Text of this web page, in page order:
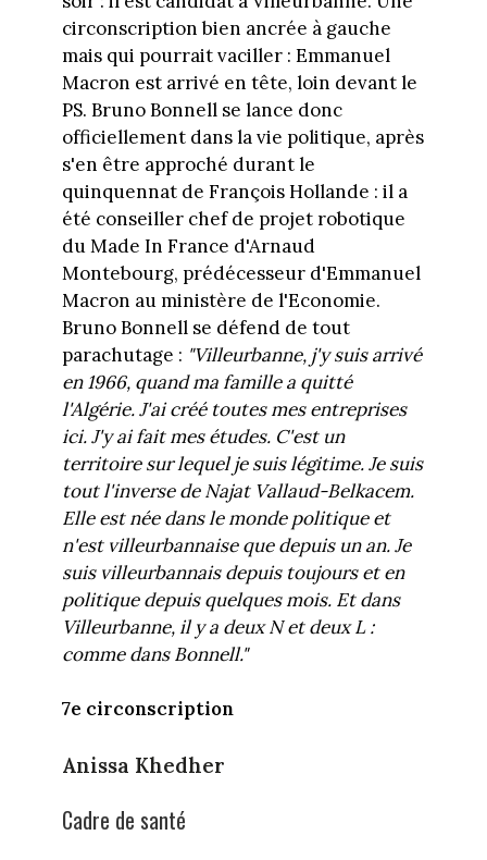
circonscription bien ancrée à gauche
mais qui pourrait vaciller : Emmanuel
Macron est arrivé en tête, loin devant le
PS. Bruno Bonnell se lance donc
officiellement dans la vie politique, après
s'en être approché durant le
quinquennat de François Hollande : il a
été conseiller chef de projet robotique
du Made In France d'Arnaud
Montebourg, prédécesseur d'Emmanuel
Macron au ministère de l'Economie.
Bruno Bonnell se défend de tout
parachutage : "Villeurbanne, j'y suis arrivé
en 1966, quand ma famille a quitté
l'Algérie. J'ai créé toutes mes entreprises
ici. J'y ai fait mes études. C'est un
territoire sur lequel je suis légitime. Je suis
tout l'inverse de Najat Vallaud-Belkacem.
Elle est née dans le monde politique et
n'est villeurbannaise que depuis un an. Je
suis villeurbannais depuis toujours et en
politique depuis quelques mois. Et dans
Villeurbanne, il y a deux N et deux L :
comme dans Bonnell."
7e circonscription
Anissa Khedher
Cadre de santé